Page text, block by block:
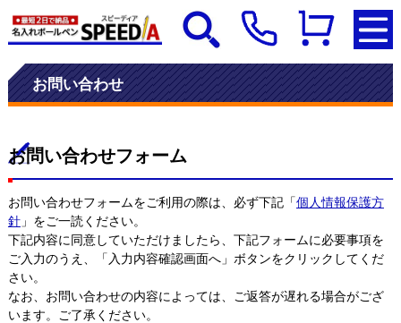
お問い合わせ
お問い合わせフォーム
お問い合わせフォームをご利用の際は、必ず下記「個人情報保護方
針」をご一読ください。
下記内容に同意していただけましたら、下記フォームに必要事項を
ご入力のうえ、「入力内容確認画面へ」ボタンをクリックしてくだ
さい。
なお、お問い合わせの内容によっては、ご返答が遅れる場合がござ
います。ご了承ください。